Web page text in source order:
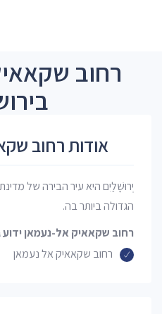
רחוב
אודות רחוב
יְרוּשָׁלַיִם היא עיר הבירה של
הגדולה ביותר בה.
רחוב שקאאיק אל-נעמאן
רחוב שקאאיק אל נעמאן